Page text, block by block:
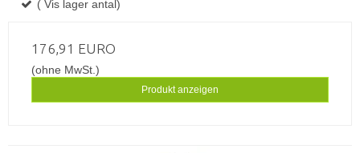
( Vis lager antal)
176,91 EURO
(ohne MwSt.)
Produkt anzeigen